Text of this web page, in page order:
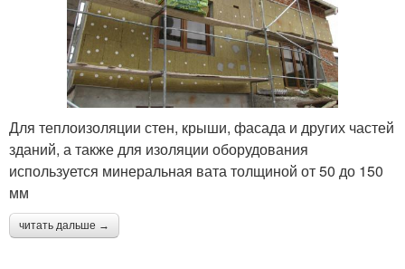
Для теплоизоляции стен, крыши, фасада и других частей
зданий, а также для изоляции оборудования
используется минеральная вата толщиной от 50 до 150
мм
читать дальше →